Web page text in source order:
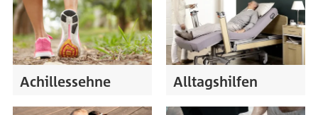
Achillessehne Alltagshilfen